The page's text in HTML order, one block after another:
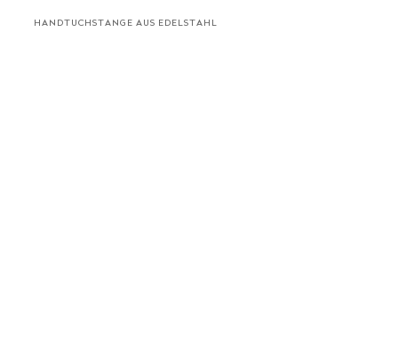
HANDTUCHSTANGE AUS EDELSTAHL